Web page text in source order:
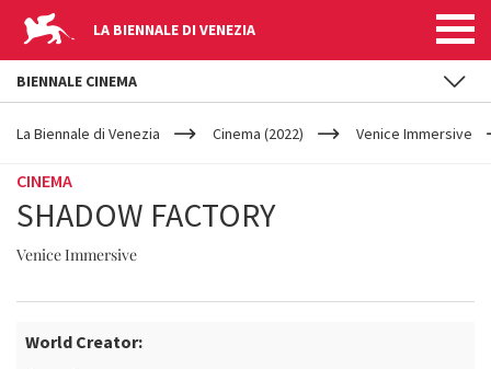
LA BIENNALE DI VENEZIA
YOUR
ARE
La Biennale di Venezia Cinema (2022) Venice Immersive
CINEMA
SHADOW FACTORY
Venice Immersive
World Creator:
BIENNALE CINEMA